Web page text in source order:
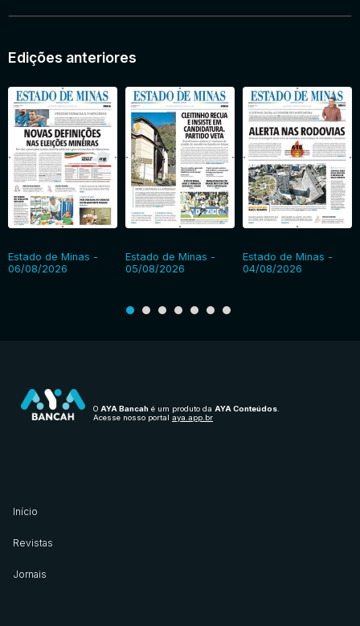
Edições anteriores
Estado de Minas -
06/08/2026
Estado de Minas -
05/08/2026
Estado de Minas -
04/08/2026
O AYA Bancah é um produto da AYA Conteúdos
Acesse nosso portal aya.app.br
Início
Revistas
Jornais